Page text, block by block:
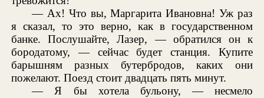
— Ах! Что вы, Маргарита Ивановна! Уж раз
я сказал, то это верно, как в государственном
банке. Послушайте, Лазер, — обратился он к
бородатому, — сейчас будет станция. Купите
барышням разных бутербродов, каких они
пожелают. Поезд стоит двадцать пять минут.
— Я бы хотела бульону, — несмело